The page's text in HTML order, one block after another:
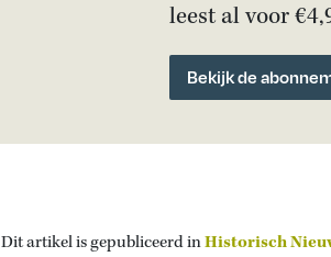
leest al voor
Bekijk de
Dit artikel is gepubliceerd inHistorisch